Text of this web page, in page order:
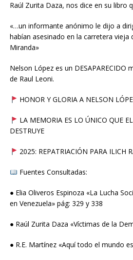
Raúl Zurita Daza, nos dice en su libro
«…un informante anónimo le dijo a
habían asesinado en la carretera vieja
Miranda»
Nelson López es un DESAPARECIDO
de Raul Leoni.
HONOR Y GLORIA A NELSON
LA MEMORIA ES LO ÚNICO QUE
DESTRUYE
2025: REPATRIACIÓN PARA ILICH
Fuentes Consultadas:
● Elia Oliveros Espinoza «La Lucha
en Venezuela» pág: 329 y 338
● Raúl Zurita Daza «Víctimas de la
● R.E. Martínez «Aquí todo el mundo